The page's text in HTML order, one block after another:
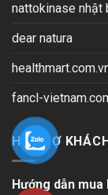
nattokinase nhật
dear natura
fancl-
HỖ TRỢ
Hướng dẫn mua